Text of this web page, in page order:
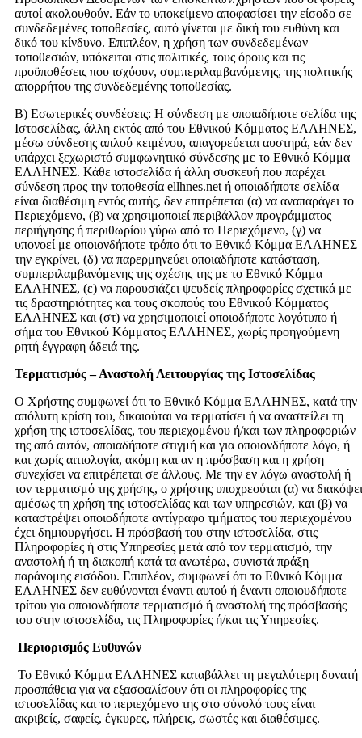
αυτοί ακολουθούν. Εάν το υποκείμενο αποφασίσει την είσοδο σε
συνδεδεμένες τοποθεσίες, αυτό γίνεται με δική του ευθύνη και
δικό του κίνδυνο. Επιπλέον, η χρήση των συνδεδεμένων
τοποθεσιών, υπόκειται στις πολιτικές, τους όρους και τις
προϋποθέσεις που ισχύουν, συμπεριλαμβανόμενης, της πολιτικής
απορρήτου της συνδεδεμένης τοποθεσίας.
Β) Εσωτερικές συνδέσεις: Η σύνδεση με οποιαδήποτε σελίδα της
Ιστοσελίδας, άλλη εκτός από του Εθνικού Κόμματος ΕΛΛΗΝΕΣ,
μέσω σύνδεσης απλού κειμένου, απαγορεύεται αυστηρά, εάν δεν
υπάρχει ξεχωριστό συμφωνητικό σύνδεσης με το Εθνικό Κόμμα
ΕΛΛΗΝΕΣ. Κάθε ιστοσελίδα ή άλλη συσκευή που παρέχει
σύνδεση προς την τοποθεσία ellhnes.net ή οποιαδήποτε σελίδα
είναι διαθέσιμη εντός αυτής, δεν επιτρέπεται (α) να αναπαράγει το
Περιεχόμενο, (β) να χρησιμοποιεί περιβάλλον προγράμματος
περιήγησης ή περιθωρίου γύρω από το Περιεχόμενο, (γ) να
υπονοεί με οποιονδήποτε τρόπο ότι το Εθνικό Κόμμα ΕΛΛΗΝΕΣ
την εγκρίνει, (δ) να παρερμηνεύει οποιαδήποτε κατάσταση,
συμπεριλαμβανόμενης της σχέσης της με το Εθνικό Κόμμα
ΕΛΛΗΝΕΣ, (ε) να παρουσιάζει ψευδείς πληροφορίες σχετικά με
τις δραστηριότητες και τους σκοπούς του Εθνικού Κόμματος
ΕΛΛΗΝΕΣ και (στ) να χρησιμοποιεί οποιοδήποτε λογότυπο ή
σήμα του Εθνικού Κόμματος ΕΛΛΗΝΕΣ, χωρίς προηγούμενη
ρητή έγγραφη άδειά της.
Τερματισμός – Αναστολή Λειτουργίας της Ιστοσελίδας
Ο Χρήστης συμφωνεί ότι το Εθνικό Κόμμα ΕΛΛΗΝΕΣ, κατά την
απόλυτη κρίση του, δικαιούται να τερματίσει ή να αναστείλει τη
χρήση της ιστοσελίδας, του περιεχομένου ή/και των πληροφοριών
της από αυτόν, οποιαδήποτε στιγμή και για οποιονδήποτε λόγο, ή
και χωρίς αιτιολογία, ακόμη και αν η πρόσβαση και η χρήση
συνεχίσει να επιτρέπεται σε άλλους. Με την εν λόγω αναστολή ή
τον τερματισμό της χρήσης, ο χρήστης υποχρεούται (α) να διακόψει
αμέσως τη χρήση της ιστοσελίδας και των υπηρεσιών, και (β) να
καταστρέψει οποιοδήποτε αντίγραφο τμήματος του περιεχομένου
έχει δημιουργήσει. Η πρόσβασή του στην ιστοσελίδα, στις
Πληροφορίες ή στις Υπηρεσίες μετά από τον τερματισμό, την
αναστολή ή τη διακοπή κατά τα ανωτέρω, συνιστά πράξη
παράνομης εισόδου. Επιπλέον, συμφωνεί ότι το Εθνικό Κόμμα
ΕΛΛΗΝΕΣ δεν ευθύνονται έναντι αυτού ή έναντι οποιουδήποτε
τρίτου για οποιονδήποτε τερματισμό ή αναστολή της πρόσβασής
του στην ιστοσελίδα, τις Πληροφορίες ή/και τις Υπηρεσίες.
Περιορισμός Ευθυνών
Το Εθνικό Κόμμα ΕΛΛΗΝΕΣ καταβάλλει τη μεγαλύτερη δυνατή
προσπάθεια για να εξασφαλίσουν ότι οι πληροφορίες της
ιστοσελίδας και το περιεχόμενο της στο σύνολό τους είναι
ακριβείς, σαφείς, έγκυρες, πλήρεις, σωστές και διαθέσιμες.